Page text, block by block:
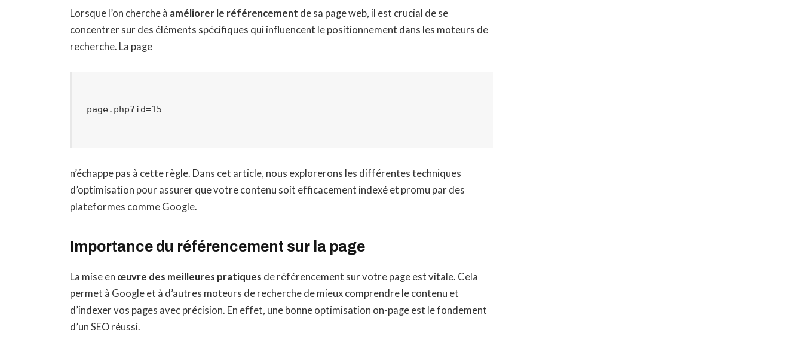
Lorsque l’on cherche à améliorer le référencement de sa page web, il est crucial de se
concentrer sur des éléments spécifiques qui influencent le positionnement dans les moteurs de
recherche. La page
n’échappe pas à cette règle. Dans cet article, nous explorerons les différentes techniques
d’optimisation pour assurer que votre contenu soit efficacement indexé et promu par des
plateformes comme Google.
Importance du référencement sur la page
La mise en œuvre des meilleures pratiques de référencement sur votre page est vitale. Cela
permet à Google et à d’autres moteurs de recherche de mieux comprendre le contenu et
d’indexer vos pages avec précision. En effet, une bonne optimisation on-page est le fondement
d’un SEO réussi.